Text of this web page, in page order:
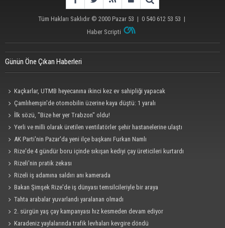
Tüm Hakları Saklıdır © 2000 Pazar 53 | 0 540 612 53 53 |
Haber Scripti
Günün Öne Çıkan Haberleri
Kaçkarlar, UTMB heyecanına ikinci kez ev sahipliği yapacak
Çamlıhemşin'de otomobilin üzerine kaya düştü: 1 yaralı
İlk sözü, "Bize her yer Trabzon" oldu!
Yerli ve milli olarak üretilen ventilatörler şehir hastanelerine ulaştı
AK Parti'nin Pazar'da yeni ilçe başkanı Furkan Namlı
Rize'de 4 gündür boru içinde sıkışan kediyi çay üreticileri kurtardı
Rizeli'nin pratik zekası
Rizeli iş adamına saldırı anı kamerada
Bakan Şimşek Rize'de iş dünyası temsilcileriyle bir araya
Tahta arabalar yuvarlandı yaralanan olmadı
2. sürgün yaş çay kampanyası hız kesmeden devam ediyor
Karadeniz yaylalarında trafik levhaları kevgire döndü